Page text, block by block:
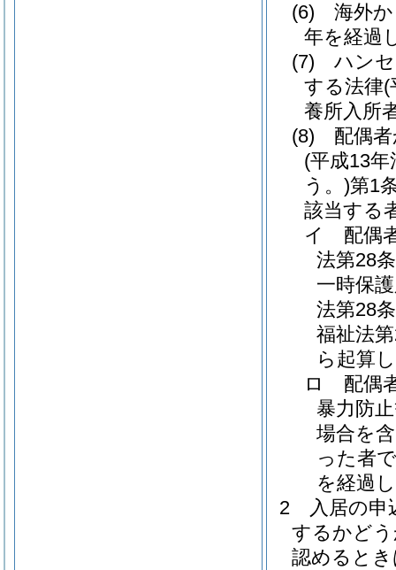
(6)
海外
年を経過
(7)
ハン
する法律(
養所入所
(8)
配偶
(平成13
う。)第1
該当する
イ
配偶
法第28
一時保
法第28
福祉法
ら起算
ロ
配偶
暴力防
場合を
った者
を経過
2
入居の
するかど
認めると